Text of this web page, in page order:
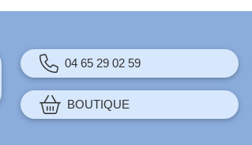
04 65 29 02 59
BOUTIQUE